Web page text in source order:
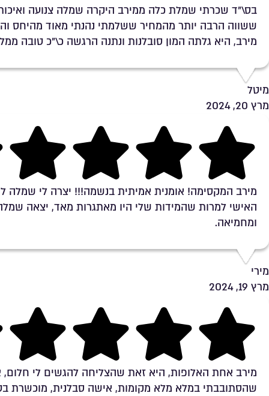
בס\"ד שכרתי שמלת כלה ממירב היקרה שמלה צנועה
ששווה הרבה יותר מהמחיר ששלמתי נהנתי מאוד מהיחס
מירב, היא גלתה המון סובלנות ונתנה הרגשה כ\"כ טובה
מיטל
מרץ 20, 2024
Rating 5 out of 5
מירב המקסימה! אומנית אמיתית בנשמה!!! יצרה לי שמלה
האישי למרות שהמידות שלי היו מאתגרות מאד, יצאה
ומחמיאה.
מירי
מרץ 19, 2024
Rating 5 out of 5
מירב אחת האלופות, היא זאת שהצליחה להגשים לי חלום,
שהסתובבתי במלא מלא מקומות, אישה סבלנית, מוכשרת